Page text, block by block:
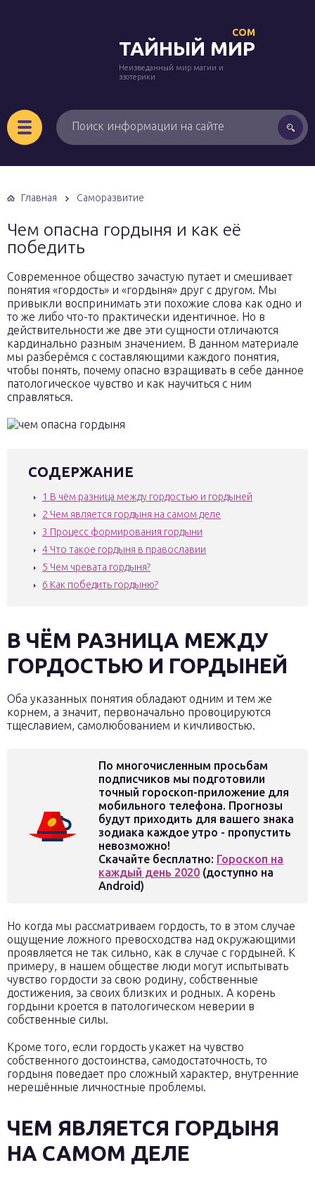
ТАЙНЫЙ МИР
COM
Неизведанный мир магии и
эзотерики
Главная Саморазвитие
Чем опасна гордыня и как её
победить
Современное общество зачастую путает и смешивает
понятия «гордость» и «гордыня» друг с другом. Мы
привыкли воспринимать эти похожие слова как одно и
то же либо что-то практически идентичное. Но в
действительности же две эти сущности отличаются
кардинально разным значением. В данном материале
мы разберёмся с составляющими каждого понятия,
чтобы понять, почему опасно взращивать в себе данное
патологическое чувство и как научиться с ним
справляться.
СОДЕРЖАНИЕ
1 В чём разница между гордостью и гордыней
2 Чем является гордыня на самом деле
3 Процесс формирования гордыни
4 Что такое гордыня в православии
5 Чем чревата гордыня?
6 Как победить гордыню?
В ЧЁМ РАЗНИЦА МЕЖДУ
ГОРДОСТЬЮ И ГОРДЫНЕЙ
Оба указанных понятия обладают одним и тем же
корнем, а значит, первоначально провоцируются
тщеславием, самолюбованием и кичливостью.
По многочисленным просьбам
подписчиков мы подготовили
точный гороскоп-приложение для
мобильного телефона. Прогнозы
будут приходить для вашего знака
зодиака каждое утро - пропустить
невозможно!
Скачайте бесплатно: Гороскоп на
каждый день 2020 (доступно на
Android)
Но когда мы рассматриваем гордость, то в этом случае
ощущение ложного превосходства над окружающими
проявляется не так сильно, как в случае с гордыней. К
примеру, в нашем обществе люди могут испытывать
чувство гордости за свою родину, собственные
достижения, за своих близких и родных. А корень
гордыни кроется в патологическом неверии в
собственные силы.
Кроме того, если гордость укажет на чувство
собственного достоинства, самодостаточность, то
гордыня поведает про сложный характер, внутренние
нерешённые личностные проблемы.
ЧЕМ ЯВЛЯЕТСЯ ГОРДЫНЯ
НА САМОМ ДЕЛЕ